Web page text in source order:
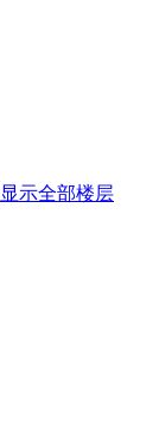
显示全部楼层